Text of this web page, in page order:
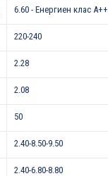
6.60 - Енергиен клас A++
220-240
2.28
2.08
50
2.40-8.50-9.50
2.40-6.80-8.80